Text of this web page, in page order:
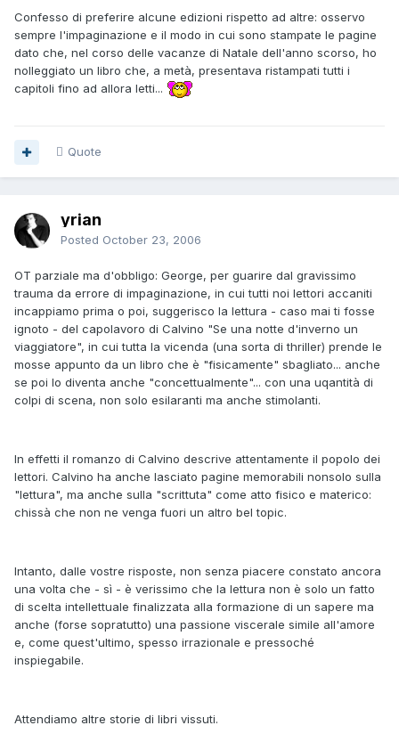
Confesso di preferire alcune edizioni rispetto ad altre: osservo
sempre l'impaginazione e il modo in cui sono stampate le pagine
dato che, nel corso delle vacanze di Natale dell'anno scorso, ho
nolleggiato un libro che, a metà, presentava ristampati tutti i
capitoli fino ad allora letti...
Quote
yrian
Posted October 23, 2006
OT parziale ma d'obbligo: George, per guarire dal gravissimo
trauma da errore di impaginazione, in cui tutti noi lettori accaniti
incappiamo prima o poi, suggerisco la lettura - caso mai ti fosse
ignoto - del capolavoro di Calvino "Se una notte d'inverno un
viaggiatore", in cui tutta la vicenda (una sorta di thriller) prende le
mosse appunto da un libro che è "fisicamente" sbagliato... anche
se poi lo diventa anche "concettualmente"... con una uqantità di
colpi di scena, non solo esilaranti ma anche stimolanti.
In effetti il romanzo di Calvino descrive attentamente il popolo dei
lettori. Calvino ha anche lasciato pagine memorabili nonsolo sulla
"lettura", ma anche sulla "scrittuta" come atto fisico e materico:
chissà che non ne venga fuori un altro bel topic.
Intanto, dalle vostre risposte, non senza piacere constato ancora
una volta che - sì - è verissimo che la lettura non è solo un fatto
di scelta intellettuale finalizzata alla formazione di un sapere ma
anche (forse sopratutto) una passione viscerale simile all'amore
e, come quest'ultimo, spesso irrazionale e pressoché
inspiegabile.
Attendiamo altre storie di libri vissuti.